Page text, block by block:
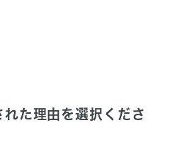
た理由を選択くださ